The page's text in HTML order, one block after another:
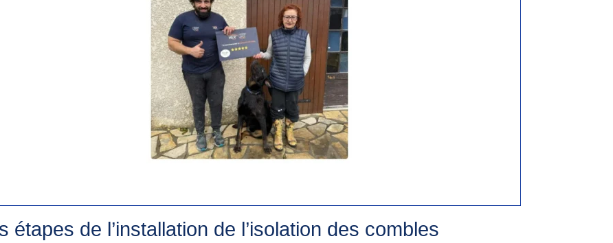
étapes de l’installation de l’isolation des combles